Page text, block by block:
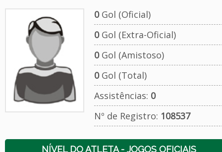
0Gol (Oficial)
0Gol (Extra-Oficial)
0Gol (Amistoso)
0Gol (Total)
Assistências: 0
Nº de Registro: 108537
NÍVEL DO ATLETA - JOGOS OFICIAIS